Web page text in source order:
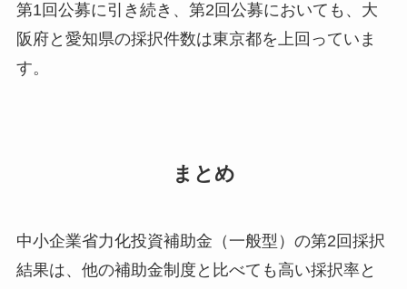
第1回公募に引き続き、第2回公募においても、大
阪府と愛知県の採択件数は東京都を上回っていま
す。
まとめ
中小企業省力化投資補助金（一般型）の第2回採択
結果は、他の補助金制度と比べても高い採択率と